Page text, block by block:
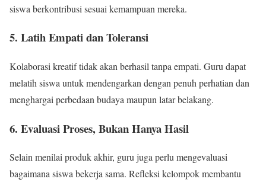
siswa berkontribusi sesuai kemampuan mereka.
5. Latih Empati dan Toleransi
Kolaborasi kreatif tidak akan berhasil tanpa empati. Guru dapat
melatih siswa untuk mendengarkan dengan penuh perhatian dan
menghargai perbedaan budaya maupun latar belakang.
6. Evaluasi Proses, Bukan Hanya Hasil
Selain menilai produk akhir, guru juga perlu mengevaluasi
bagaimana siswa bekerja sama. Refleksi kelompok membantu